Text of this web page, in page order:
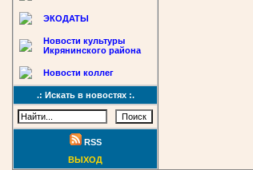
ЭКОДАТЫ
Новости культуры
Икрянинского района
Новости коллег
.: Искать в новостях :.
RSS
ВЫХОД